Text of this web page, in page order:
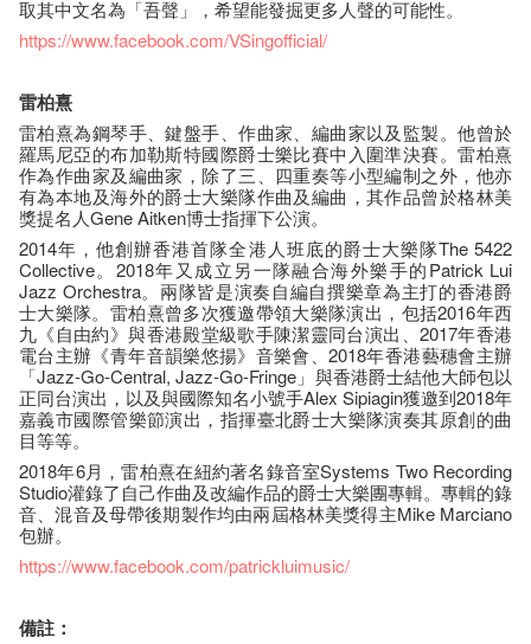
取其中文名為「吾聲」，希望能發掘更多人聲的可能性。
https://www.facebook.com/VSingofficial/
雷柏熹
雷柏熹為鋼琴手、鍵盤手、作曲家、編曲家以及監製。他曾於
羅馬尼亞的布加勒斯特國際爵士樂比賽中入圍準決賽。雷柏熹
作為作曲家及編曲家，除了三、四重奏等小型編制之外，他亦
有為本地及海外的爵士大樂隊作曲及編曲，其作品曾於格林美
獎提名人Gene Aitken博士指揮下公演。
2014年，他創辦香港首隊全港人班底的爵士大樂隊The 5422
Collective。2018年又成立另一隊融合海外樂手的Patrick Lui
Jazz Orchestra。兩隊皆是演奏自編自撰樂章為主打的香港爵
士大樂隊。雷柏熹曾多次獲邀帶領大樂隊演出，包括2016年西
九《自由約》與香港殿堂級歌手陳潔靈同台演出、2017年香港
電台主辦《青年音韻樂悠揚》音樂會、2018年香港藝穗會主辦
「Jazz-Go-Central, Jazz-Go-Fringe」與香港爵士結他大師包以
正同台演出，以及與國際知名小號手Alex Sipiagin獲邀到2018年
嘉義市國際管樂節演出，指揮臺北爵士大樂隊演奏其原創的曲
目等等。
2018年6月，雷柏熹在紐約著名錄音室Systems Two Recording
Studio灌錄了自己作曲及改編作品的爵士大樂團專輯。專輯的錄
音、混音及母帶後期製作均由兩屆格林美獎得主Mike Marciano
包辦。
https://www.facebook.com/patrickluimusic/
備註：